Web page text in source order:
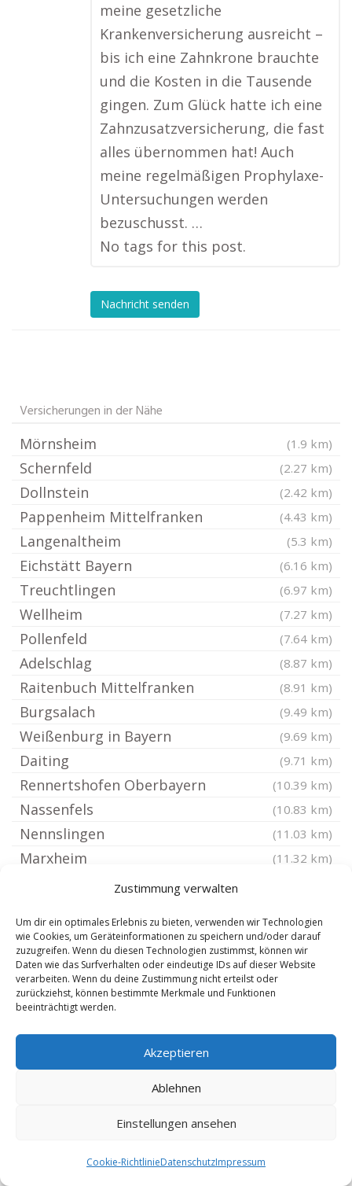
Zustimmung verwalten
Um dir ein optimales Erlebnis zu bieten, verwenden wir Technologien
wie Cookies, um Geräteinformationen zu speichern und/oder darauf
zuzugreifen. Wenn du diesen Technologien zustimmst, können wir
Daten wie das Surfverhalten oder eindeutige IDs auf dieser Website
verarbeiten. Wenn du deine Zustimmung nicht erteilst oder
zurückziehst, können bestimmte Merkmale und Funktionen
beeinträchtigt werden.
Akzeptieren
Ablehnen
Einstellungen ansehen
Cookie-RichtlinieDatenschutzImpressum
meine gesetzliche
Krankenversicherung ausreicht –
bis ich eine Zahnkrone brauchte
und die Kosten in die Tausende
gingen. Zum Glück hatte ich eine
Zahnzusatzversicherung, die fast
alles übernommen hat! Auch
meine regelmäßigen Prophylaxe-
Untersuchungen werden
bezuschusst. …
No tags for this post.
Nachricht senden
Versicherungen in der Nähe
Mörnsheim (1.9 km)
Schernfeld (2.27 km)
Dollnstein (2.42 km)
Pappenheim Mittelfranken (4.43 km)
Langenaltheim (5.3 km)
Eichstätt Bayern (6.16 km)
Treuchtlingen (6.97 km)
Wellheim (7.27 km)
Pollenfeld (7.64 km)
Adelschlag (8.87 km)
Raitenbuch Mittelfranken (8.91 km)
Burgsalach (9.49 km)
Weißenburg in Bayern (9.69 km)
Daiting (9.71 km)
Rennertshofen Oberbayern (10.39 km)
Nassenfels (10.83 km)
Nennslingen (11.03 km)
Marxheim (11.32 km)
Walting Kreis Eichstätt Bayern
Egweil (11.6 km)
Höttingen Mittelfranken (11.62 km)
Titting Oberbayern (11.92 km)
Ellingen Bayern
Oberhausen bei Neuburg an der Donau